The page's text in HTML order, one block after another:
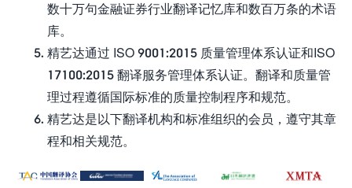
数十万句金融证券行业翻译记忆库和数百万条的术语
库。
精艺达通过 ISO 9001:2015 质量管理体系认证和ISO
17100:2015 翻译服务管理体系认证。翻译和质量管
理过程遵循国际标准的质量控制程序和规范。
精艺达是以下翻译机构和标准组织的会员，遵守其章
程和相关规范。